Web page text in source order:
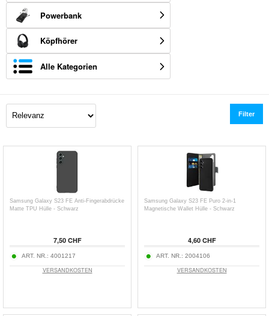
Powerbank
Köpfhörer
Alle Kategorien
Filter
Samsung Galaxy S23 FE Anti-Fingerabdrücke
Matte TPU Hülle - Schwarz
7,50 CHF
ART. NR.: 4001217
VERSANDKOSTEN
Samsung Galaxy S23 FE Puro 2-in-1
Magnetische Wallet Hülle - Schwarz
4,60 CHF
ART. NR.: 2004106
VERSANDKOSTEN